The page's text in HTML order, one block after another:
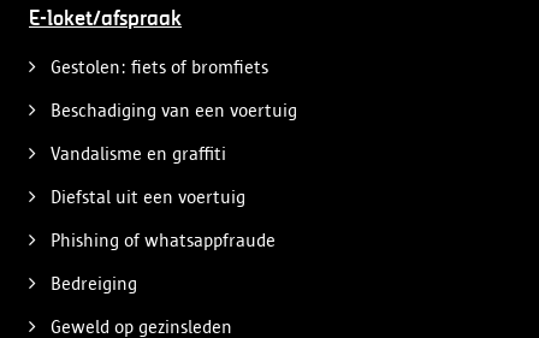
E-loket/afspraak
Gestolen: fiets of bromfiets
Beschadiging van een voertuig
Vandalisme en graffiti
Diefstal uit een voertuig
Phishing of whatsappfraude
Bedreiging
Geweld op gezinsleden